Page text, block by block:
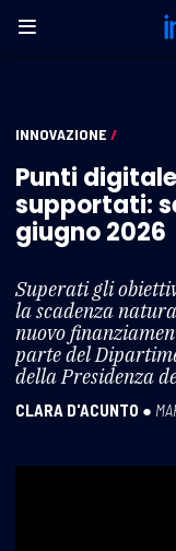
INNOVAZIONE /
Punti
supportati:
giugno 2026
Superati gli
la scadenza
nuovo
parte del
della Presidenza
CLARA D'ACUNTO ●